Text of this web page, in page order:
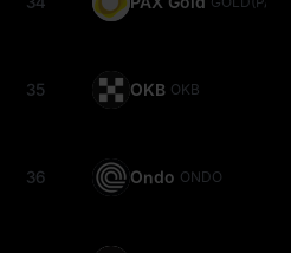
35 OKB OKB
36 Ondo ONDO